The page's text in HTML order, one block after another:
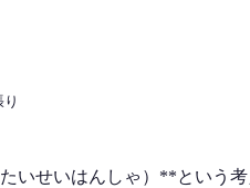
いせいはんしゃ）**という